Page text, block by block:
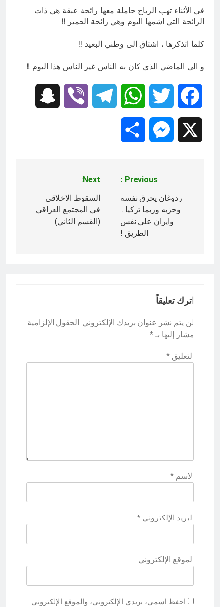
في الأثناء تهب الرياح حاملة معها رائحة عبقة هي ذات
الرائحة التي اشمها اليوم وهي رائحة الحمير !!
كلما اتذكرها ، اشتاق الى وطني البعيد !!
و الى الماضي الذي كان به الناس غير الناس هذا اليوم !!
Facebook
Twitter
WhatsApp
Telegram
Viber
Messenger
المقالات
Previous:
ردوغان‬ يحرق نفسه
وحزبه‬ وربما ‫تركيا‬ ..
وايران على نفس
الطريق !
Next:
السقوط الاخلاقي
في المجتمع العراقي
(القسم الثاني)
اترك تعليقاً
لن يتم نشر عنوان بريدك الإلكتروني. الحقول الإلزامية
مشار إليها بـ *
التعليق *
الاسم *
البريد الإلكتروني *
الموقع الإلكتروني
احفظ اسمي، بريدي الإلكتروني، والموقع الإلكتروني